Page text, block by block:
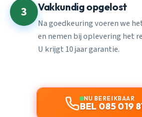
3 Vakkundig opgelost
Na goedkeuring voeren we
en nemen bij oplevering het
U krijgt 10 jaar garantie.
NU BEREIKBAAR
BEL 085 019